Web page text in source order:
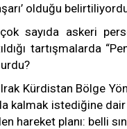
olduğu
sayıda askeri
tartışmalarda
Irak Kürdistan Bölge
kalmak istediğine dair
hareket planı: belli